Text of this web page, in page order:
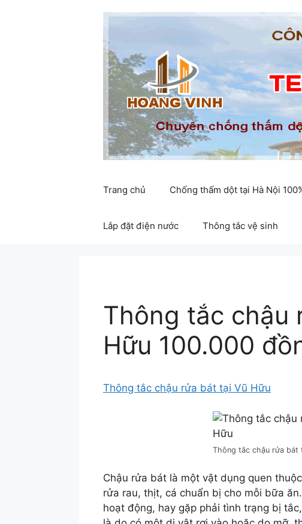
Trang chủ Chống thấm dột tại Hà Nội
Lắp đặt điện nước Thông tắc vệ sinh
Thông tắc chậu
Hữu 100.000
Thông tắc chậu rửa bát tại Vũ Hữu
Thông tắc chậu rửa bát
Chậu rửa bát là một vật dụng quen
rửa rau, thịt, cá chuẩn bị cho mỗi bữa
hoạt động, hay gặp phải tình trạng bị